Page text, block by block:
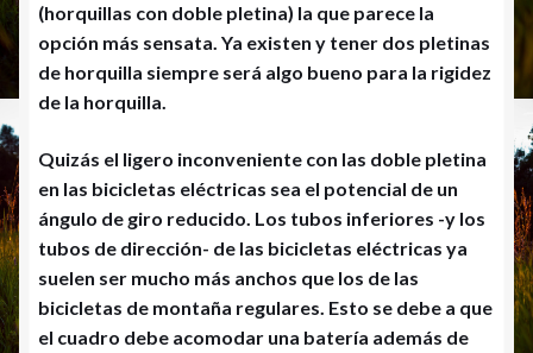
(horquillas con doble pletina) la que parece la
opción más sensata. Ya existen y tener dos pletinas
de horquilla siempre será algo bueno para la rigidez
de la horquilla.
Quizás el ligero inconveniente con las doble pletina
en las bicicletas eléctricas sea el potencial de un
ángulo de giro reducido. Los tubos inferiores -y los
tubos de dirección- de las bicicletas eléctricas ya
suelen ser mucho más anchos que los de las
bicicletas de montaña regulares. Esto se debe a que
el cuadro debe acomodar una batería además de